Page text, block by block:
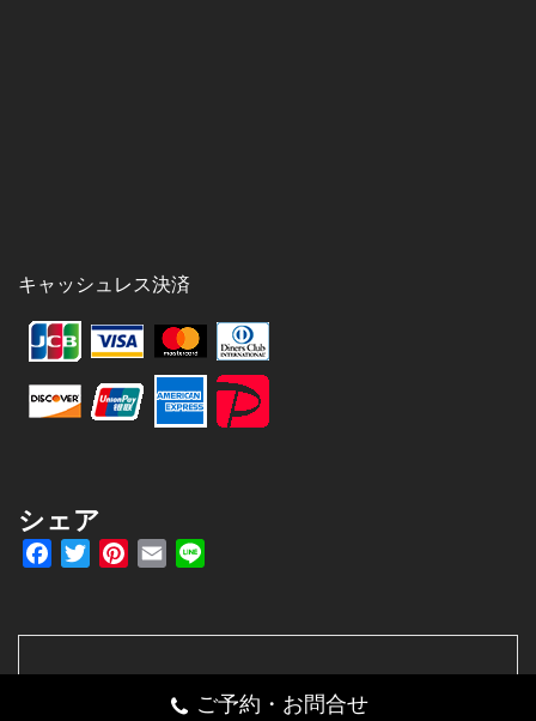
キャッシュレス決済
シェア
FacebookTwitterPinterest
Email
ご予約・お問合せ